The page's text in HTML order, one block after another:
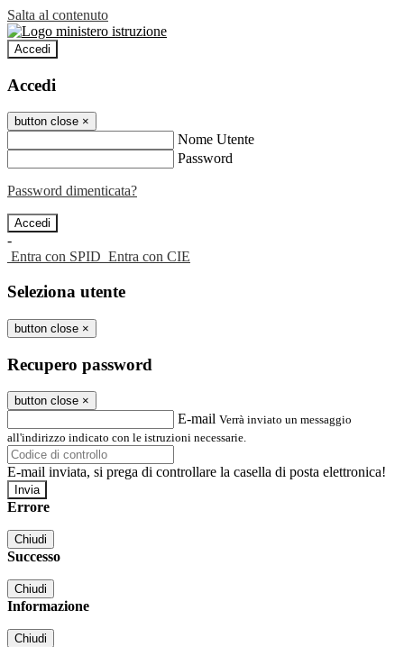
Salta al contenuto
Accedi
Accedi
button close ×
Nome Utente
Password
Password dimenticata?
-
Entra con SPID Entra con CIE
Seleziona utente
button close ×
Recupero password
button close ×
E-mail Verrà inviato un messaggio
all'indirizzo indicato con le istruzioni necessarie.
E-mail inviata, si prega di controllare la casella di posta elettronica!
Errore
Chiudi
Successo
Chiudi
Informazione
Chiudi